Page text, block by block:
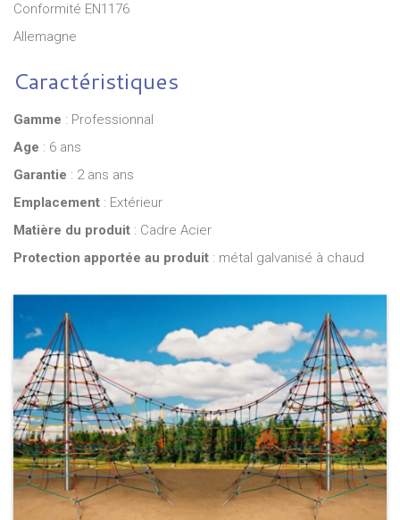
Conformité EN1176
Allemagne
Caractéristiques
Gamme : Professionnal
Age : 6 ans
Garantie : 2 ans ans
Emplacement : Extérieur
Matière du produit : Cadre Acier
Protection apportée au produit : métal galvanisé à chaud